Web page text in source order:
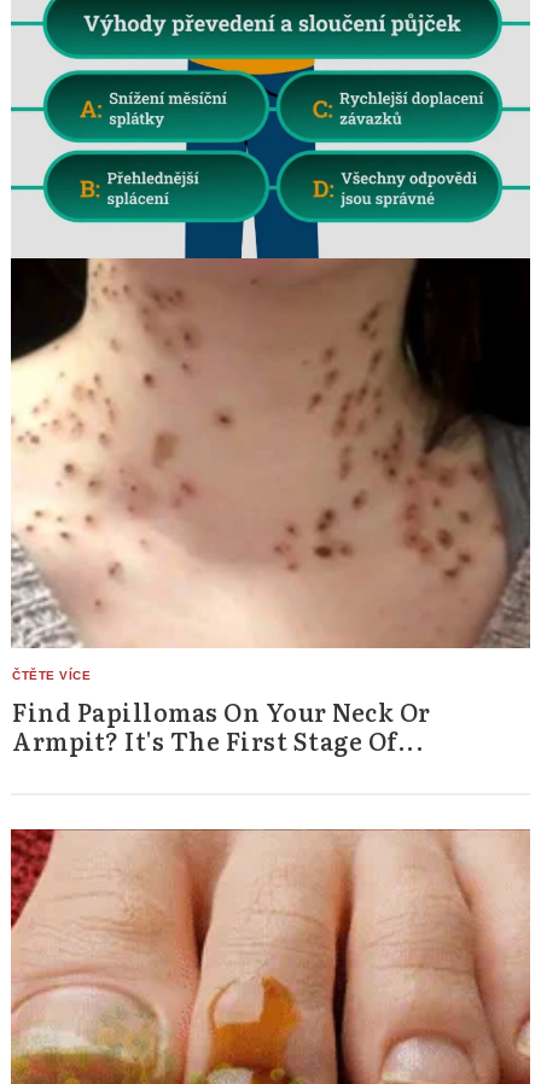
Find Papillomas On Your Neck Or
Armpit? It's The First Stage Of...